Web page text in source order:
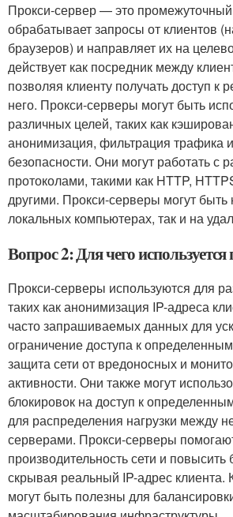
Прокси-сервер — это
обрабатывает запросы от клиентов
браузеров) и направляет их на
действует как посредник между
позволяя клиенту получать доступ к
него. Прокси-серверы могут быть
различных целей, таких как
анонимизация, фильтрация трафика
безопасности. Они могут работать с
протоколами, такими как HTTP,
другими. Прокси-серверы могут быть
локальных компьютерах, так и на
Вопрос 2: Для чего используется
Прокси-серверы используются для
таких как анонимизация IP-адреса
часто запрашиваемых данных для
ограничение доступа к
защита сети от вредоносных и
активности. Они также могут
блокировок на доступ к
для распределения нагрузки между
серверами. Прокси-серверы
производительность сети и повысить
скрывая реальный IP-адрес клиента.
могут быть полезны для